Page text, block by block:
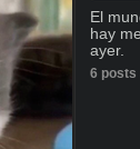
El
hay
ayer.
6 posts